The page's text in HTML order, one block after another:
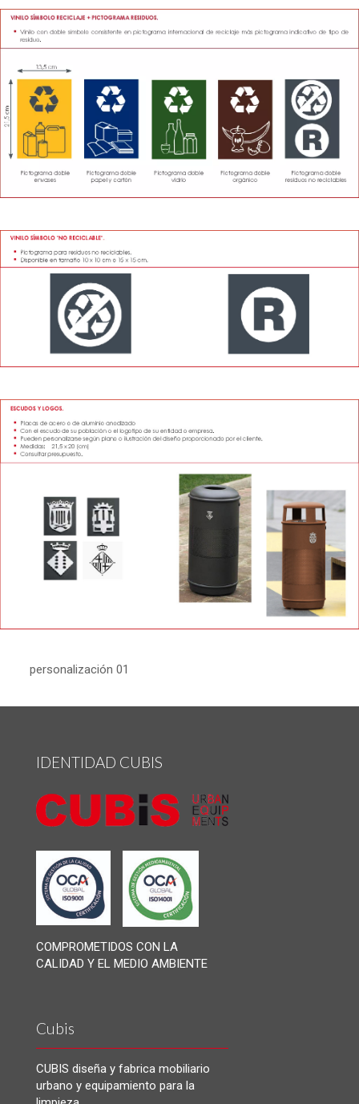
personalización 01
IDENTIDAD CUBIS
COMPROMETIDOS CON LA
CALIDAD Y EL MEDIO AMBIENTE
Cubis
CUBIS diseña y fabrica mobiliario
urbano y equipamiento para la